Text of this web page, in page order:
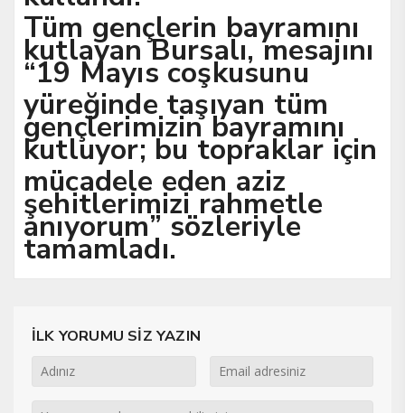
Tüm gençlerin bayramını
kutlayan Bursalı, mesajını
“19 Mayıs coşkusunu
yüreğinde taşıyan tüm
gençlerimizin bayramını
kutluyor; bu topraklar için
mücadele eden aziz
şehitlerimizi rahmetle
anıyorum” sözleriyle
tamamladı.
İLK YORUMU SİZ YAZIN